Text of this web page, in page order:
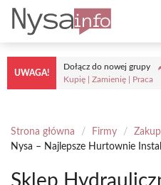
Przejdź
treści
UWAGA!
Dołącz do nowej grupy
Kupię | Zamienię | Praca
Strona główna / Firmy /
Nysa – Najlepsze Hurtownie
Sklep